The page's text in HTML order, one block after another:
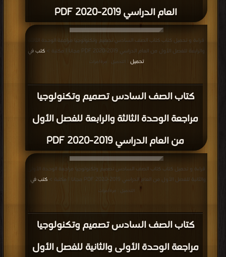
العام الدراسي 2019-2020 PDF
كتاب الصف السادس تصميم وتكنولوجيا
مراجعة الوحدة الثالثة والرابعة للفصل الأول
من العام الدراسي 2019-2020 PDF
قراءة و تحميل كتاب كتاب الصف السادس تصميم وتكنولوجيا مراجعة الوحدة الثالثة
والرابعة للفصل الأول من العام الدراسي 2019-2020 PDF مجانا | مكتبة >
كتب في
تحميل
| التحميل : مرة/مرات
كتاب الصف السادس تصميم وتكنولوجيا
مراجعة الوحدة الأولى والثانية للفصل الأول
قراءة و تحميل كتاب كتاب الصف السادس تصميم وتكنولوجيا مراجعة الوحدة الأولى
والثانية للفصل الأول من العام الدراسي 2019-2020 PDF مجانا | مكتبة >
كتب في
التحميل : مرة/مرات